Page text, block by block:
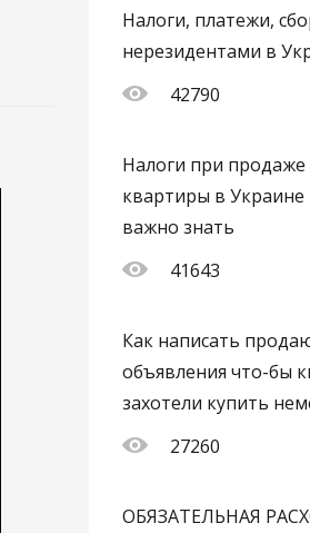
Налоги, платежи,
нерезидентами в
42790
Налоги при продаже
квартиры в Украине
важно знать
41643
Как написать
объявления что-бы
захотели купить
27260
ОБЯЗАТЕЛЬНАЯ